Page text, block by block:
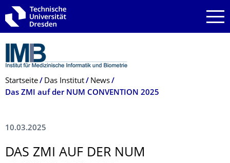
Zur Hauptnavigation springen
Zur Suche springen
Zum Inhalt springen
Breadcrumb-Menü
Startseite Das Institut
News
Das ZMI auf der NUM CONVENTION 2025
10.03.2025
DAS ZMI AUF DER NUM